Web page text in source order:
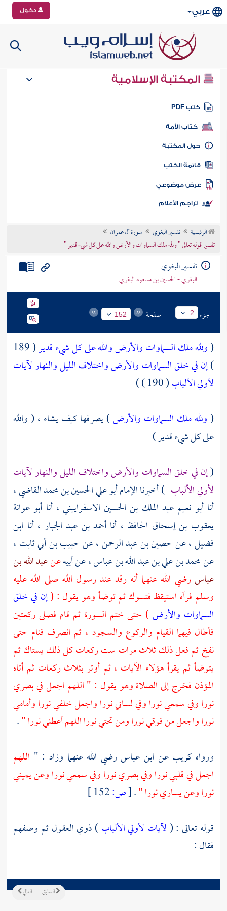
عربي دخول
المكتبة الإسلامية
كتب PDF
كتاب الأمة
المكتبة
الكتب
موضوعي
تراجم الأعلام
الرئيسية تفسير البغوي
سورة آل عمران
تفسير قوله تعالى " ولله ملك السماوات والأرض والله على كل شيء قدير "
تفسير البغوي
البغوي - الحسين بن مسعود البغوي
جزء 2 صفحة 152
(ولله ملك السماوات والأرض والله على كل شيء قدير ( 189
)إن في خلق السماوات والأرض واختلاف الليل والنهار لآيات
لأولي الألباب( 190 ) )
(ولله ملك السماوات والأرض) يصرفها كيف يشاء ، ( والله
على كل شيء قدير )
(إن في خلق السماوات والأرض واختلاف الليل والنهار لآيات
لأولي الألباب ) أخبرنا الإمامأبو علي الحسين بن محمد القاضي ،
أناأبو نعيم عبد الملك بن الحسين الاسفراييني ،أنا أبو عوانة
يعقوب بن إسحاق الحافظ ، أنا أحمد بن عبد الجبار ،أنا ابن
فضيل ،عنحصين بن عبد الرحمن ،عنحبيب بن أبي ثابت ،
عنمحمد بن علي بن عبد الله بن عباس ،عن أبيهعنعبد الله بن
عباسرضي الله عنهما أنه رقد عند رسول الله صلى الله عليه
وسلم فرآه استيقظ فتسوك ثم توضأ وهو يقول : (إن في خلق
السماوات والأرض) حتى ختم السورة ثم قام فصلى ركعتين
فأطال فيهما القيام والركوع والسجود ، ثم انصرف فنام حتى
نفخ ثم فعل ذلك ثلاث مرات ست ركعات كل ذلك يستاك ثم
يتوضأ ثم يقرأ هؤلاء الآيات ، ثم أوتر بثلاث ركعات ثم أتاه
المؤذن فخرج إلى الصلاة وهو يقول : " اللهم اجعل في بصري
نورا وفي سمعي نورا وفي لساني نورا واجعل خلفي نورا وأمامي
نورا واجعل من فوقي نورا ومن تحتي نورا اللهم أعطني نورا ".
ورواه كريبعن ابن عباسرضي الله عنهما وزاد : " اللهم
اجعل في قلبي نورا وفي بصري نورا وفي سمعي نورا وعن يميني
نورا وعن يساري نورا ".
[ص:
قوله تعالى : (لآيات لأولي الألباب) ذوي العقول ثم وصفهم
فقال :
التالي السابق